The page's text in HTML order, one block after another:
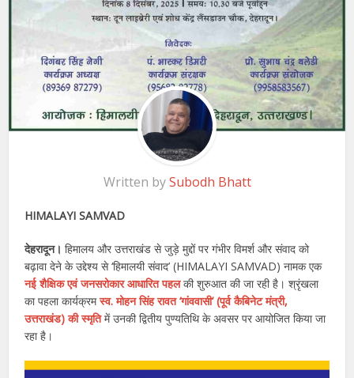
Written bySubodh Bhatt
HIMALAYI SAMVAD
देहरादून। हिमालय और उत्तराखंड से जुड़े मुद्दों पर गंभीर विमर्श और संवाद को
बढ़ावा देने के उद्देश्य से ‘हिमालयी संवाद’ (HIMALAYI SAMVAD) नामक एक
नई शैक्षिक एवं जनसरोकार आधारित पहलकी शुरुआत की जा रही है। श्रृंखला
का पहला कार्यक्रमस्व. मोहन सिंह रावत ‘गांववासी’ (पूर्व कैबिनेट मंत्री,
उत्तराखंड) की स्मृतिमें उनकी द्वितीय पुण्यतिथि के अवसर पर आयोजित किया जा
रहा है।